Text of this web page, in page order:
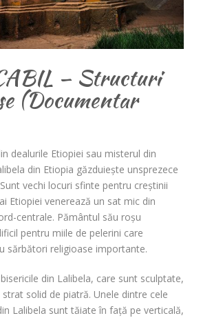
– Structuri
(Documentar
dealurile Etiopiei sau misterul din
din Etiopia găzduieşte unsprezece
vechi locuri sfinte pentru creştinii
Etiopiei venerează un sat mic din
centrale. Pământul său roşu
pentru miile de pelerini care
sărbători religioase importante.
din Lalibela, care sunt sculptate,
solid de piatră. Unele dintre cele
Lalibela sunt tăiate în faţă pe verticală,